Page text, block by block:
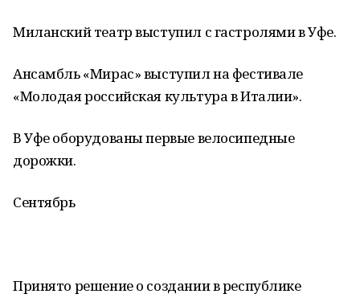
Миланский театр выступил с гастролями в Уфе.
Ансамбль «Мирас» выступил на фестивале
«Молодая российская культура в Италии».
В Уфе оборудованы первые велосипедные
дорожки.
Сентябрь
Принято решение о создании в республике